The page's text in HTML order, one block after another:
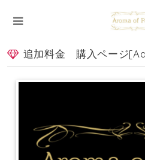
追加料金 購入ページ